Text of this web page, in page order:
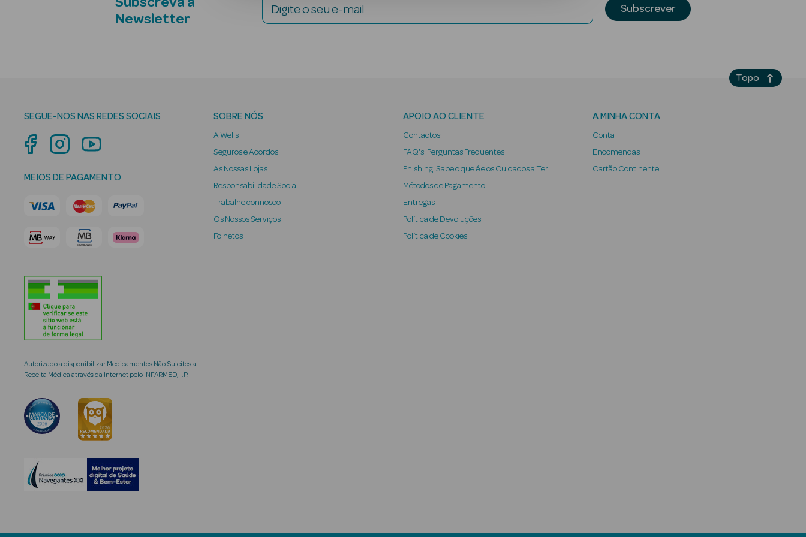
Newsletter
Digite o seu e-mail Subscrever
SEGUE-NOS NAS REDES SOCIAIS
MEIOS DE PAGAMENTO
Autorizado a disponibilizar Medicamentos Não Sujeitos a
Receita Médica através da Internet pelo INFARMED, I.P.
SOBRE NÓS
A Wells
Seguros e Acordos
As Nossas Lojas
Responsabilidade Social
Trabalhe connosco
Os Nossos Serviços
Folhetos
APOIO AO CLIENTE
Contactos
FAQ's: Perguntas Frequentes
Phishing: Sabe o que é e os Cuidados a Ter
Métodos de Pagamento
Entregas
Política de Devoluções
Política de Cookies
A MINHA CONTA
Conta
Encomendas
Cartão Continente
Topo